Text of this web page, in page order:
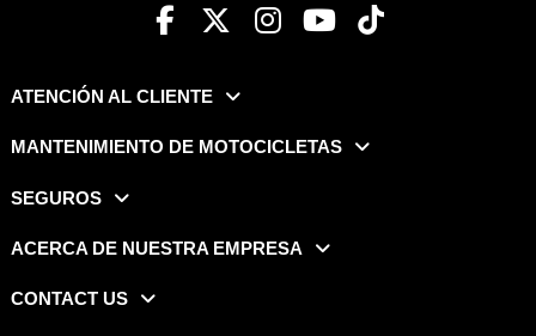
ATENCIÓN AL CLIENTE
MANTENIMIENTO DE MOTOCICLETAS
SEGUROS
ACERCA DE NUESTRA EMPRESA
CONTACT US